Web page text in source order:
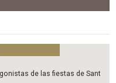
de las fiestas de Sant